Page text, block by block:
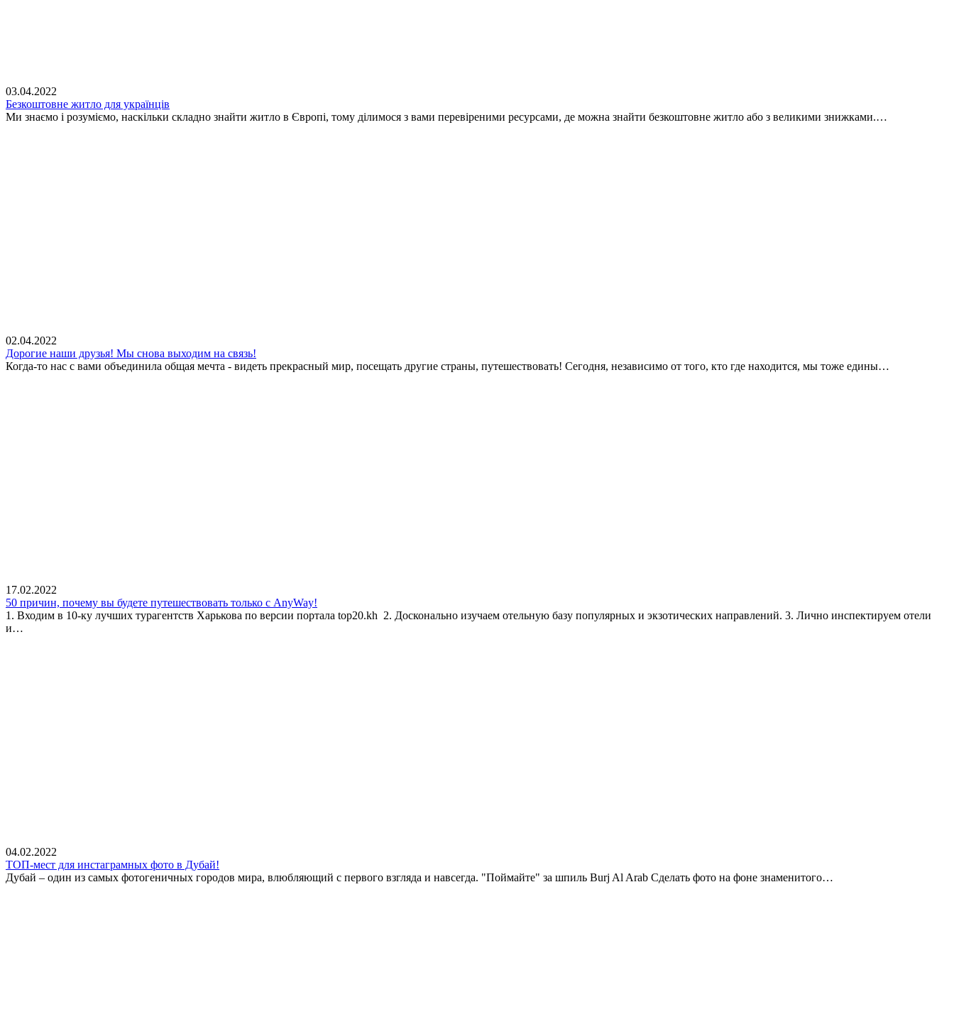
03.04.2022
Безкоштовне житло для українців
Ми знаємо і розуміємо, наскільки складно знайти житло в Європі, тому ділимося з вами перевіреними ресурсами, де можна знайти безкоштовне житло або з великими знижками.…
02.04.2022
Дорогие наши друзья! Мы снова выходим на связь!
Когда-то нас с вами объединила общая мечта - видеть прекрасный мир, посещать другие страны, путешествовать! Сегодня, независимо от того, кто где находится, мы тоже едины…
17.02.2022
50 причин, почему вы будете путешествовать только с AnyWay!
1. Входим в 10-ку лучших турагентств Харькова по версии портала top20.kh 2. Досконально изучаем отельную базу популярных и экзотических направлений. 3. Лично инспектируем отели
и…
04.02.2022
ТОП-мест для инстаграмных фото в Дубай!
Дубай – один из самых фотогеничных городов мира, влюбляющий с первого взгляда и навсегда. "Поймайте" за шпиль Burj Al Arab Сделать фото на фоне знаменитого…